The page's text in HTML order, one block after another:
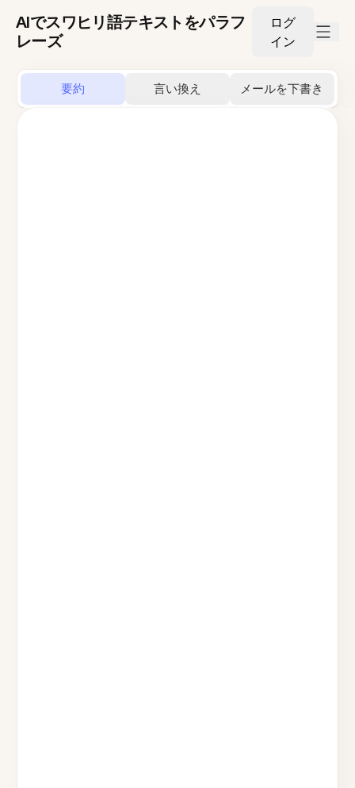
AIでスワヒリ語テキストをパラフ
レーズ
ログ
イン
要約 言い換え メールを下書き